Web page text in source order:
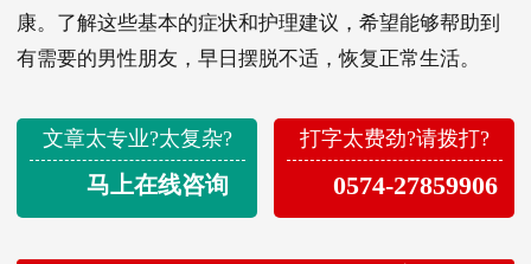
康。了解这些基本的症状和护理建议，希望能够帮助到
有需要的男性朋友，早日摆脱不适，恢复正常生活。
文章太专业?太复杂?
马上在线咨询
打字太费劲?请拨打?
0574-27859906